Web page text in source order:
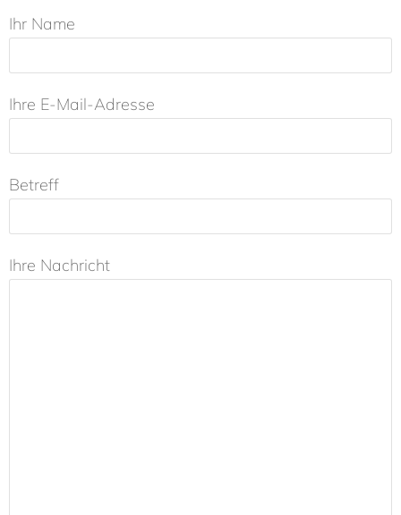
Ihr Name
Ihre E-Mail-Adresse
Betreff
Ihre Nachricht